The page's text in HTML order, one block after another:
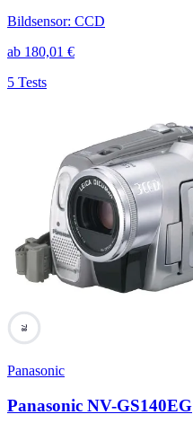
Bildsensor: CCD
ab 180,01 €
5 Tests
78
Panasonic
Panasonic NV-GS140EG